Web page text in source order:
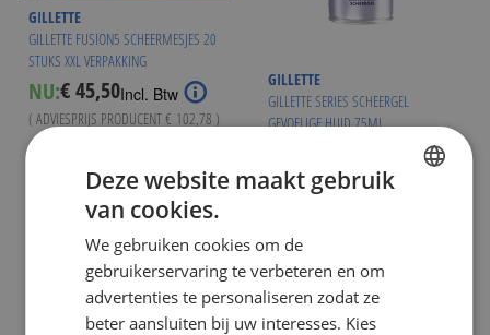
GILLETTE
GILLETTE FUSION5 SCHEERMESJES 20
STUKS XXL VERPAKKING
NU:€ 45,50Incl. Btw
( ADVIESPRIJS PRODUCENT€ 102,78 )
Vanaf
GILLETTE
GILLETTE SERIES SCHEERGEL
GEVOELIGE HUID 75ML
Price
( ADVIESPRIJS € 2,95 )
Deze website maakt gebruik
van cookies.
We gebruiken cookies om de
gebruikerservaring te verbeteren en om
advertenties te personaliseren zodat ze
beter aansluiten bij uw interesses. Kies